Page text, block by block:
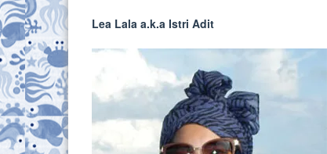
Lea Lala a.k.a Istri Adit